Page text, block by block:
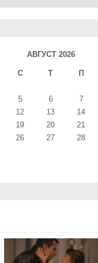
АВГУСТ 2026
С T П
5 6 7
12 13 14
19 20 21
26 27 28